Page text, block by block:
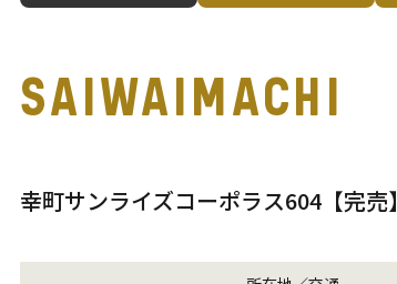
SAIWAIMACHI
幸町サンライズコーポラス604【完売】